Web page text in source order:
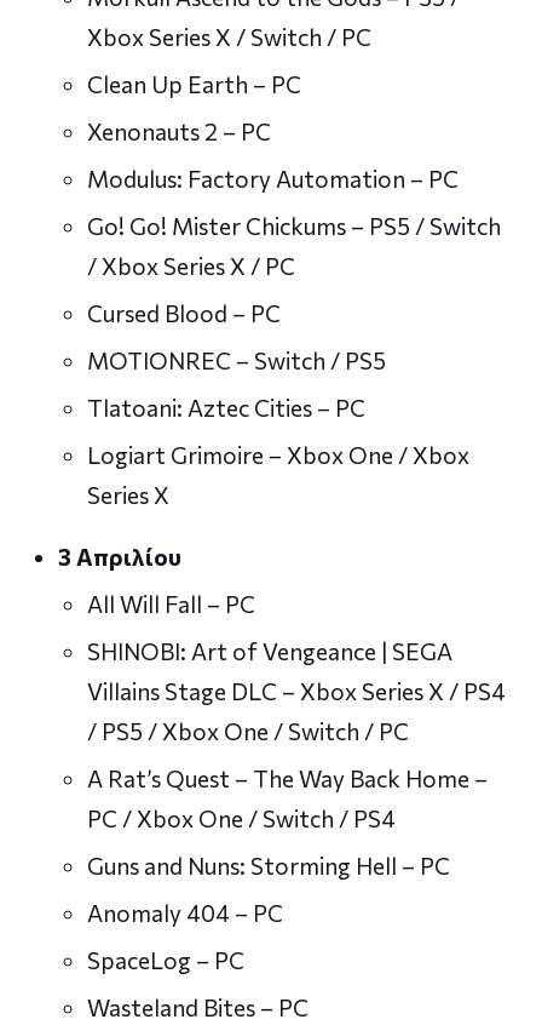
Xbox Series X / Switch / PC
Clean Up Earth – PC
Xenonauts 2 – PC
Modulus: Factory Automation – PC
Go! Go! Mister Chickums – PS5 / Switch
/ Xbox Series X / PC
Cursed Blood – PC
MOTIONREC – Switch / PS5
Tlatoani: Aztec Cities – PC
Logiart Grimoire – Xbox One / Xbox
Series X
3 Απριλίου
All Will Fall – PC
SHINOBI: Art of Vengeance | SEGA
Villains Stage DLC – Xbox Series X / PS4
/ PS5 / Xbox One / Switch / PC
A Rat’s Quest – The Way Back Home –
PC / Xbox One / Switch / PS4
Guns and Nuns: Storming Hell – PC
Anomaly 404 – PC
SpaceLog – PC
Wasteland Bites – PC